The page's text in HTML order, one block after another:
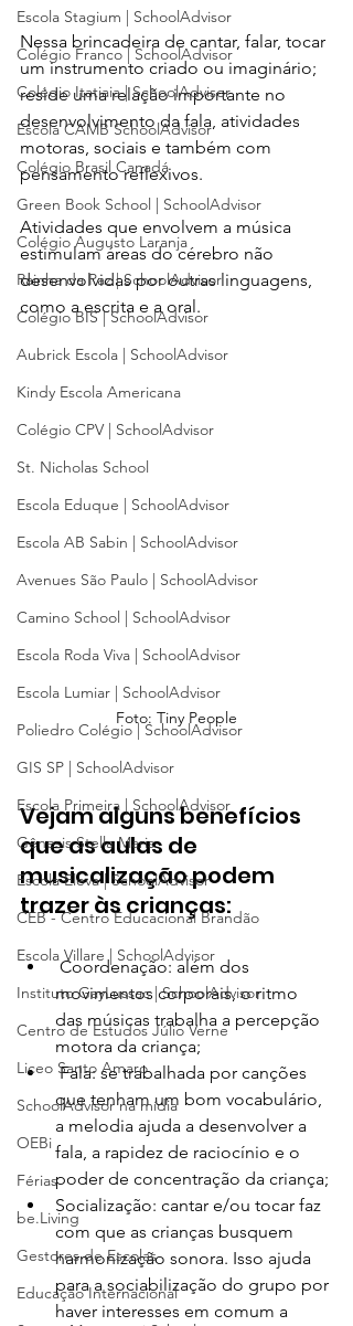
Escola Stagium | SchoolAdvisor
Colégio Franco | SchoolAdvisor
Colégio Itatiaia | SchoolAdvisor
Escola CAMB SchoolAdvisor
Colégio Brasil Canadá
Green Book School | SchoolAdvisor
Colégio Augusto Laranja
Rainha da Paz | SchoolAdvisor
Colégio BIS | SchoolAdvisor
Aubrick Escola | SchoolAdvisor
Kindy Escola Americana
Colégio CPV | SchoolAdvisor
St. Nicholas School
Escola Eduque | SchoolAdvisor
Escola AB Sabin | SchoolAdvisor
Avenues São Paulo | SchoolAdvisor
Camino School | SchoolAdvisor
Escola Roda Viva | SchoolAdvisor
Escola Lumiar | SchoolAdvisor
Poliedro Colégio | SchoolAdvisor
GIS SP | SchoolAdvisor
Escola Primeira | SchoolAdvisor
Gênesis Stella Maris
Escola Eleva | SchoolAdvisor
CEB - Centro Educacional Brandão
Escola Villare | SchoolAdvisor
Instituto GayLussac | SchoolAdvisor
Centro de Estudos Júlio Verne
Liceo Santo Amaro
SchoolAdvisor na mídia
OEBi
Férias
be.Living
Gestores de Escolas
Educação Internacional
Nessa brincadeira de cantar, falar, tocar
um instrumento criado ou imaginário;
reside uma relação importante no
desenvolvimento da fala, atividades
motoras, sociais e também com
pensamento reflexivos.
Atividades que envolvem a música
estimulam áreas do cérebro não
desenvolvidas por outras linguagens,
como a escrita e a oral.
Foto: Tiny People
Vejam alguns benefícios
que as aulas de
musicalização podem
trazer às crianças:
Coordenação: além dos
movimentos corporais, o ritmo
das músicas trabalha a percepção
motora da criança;
Fala: se trabalhada por canções
que tenham um bom vocabulário,
a melodia ajuda a desenvolver a
fala, a rapidez de raciocínio e o
poder de concentração da criança;
Socialização: cantar e/ou tocar faz
com que as crianças busquem
harmonização sonora. Isso ajuda
para a sociabilização do grupo por
haver interesses em comum a